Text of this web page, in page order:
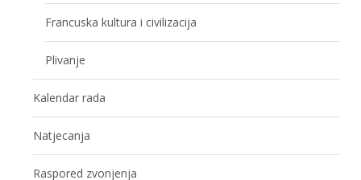
Francuska kultura i civilizacija
Plivanje
Kalendar rada
Natjecanja
Raspored zvonjenja